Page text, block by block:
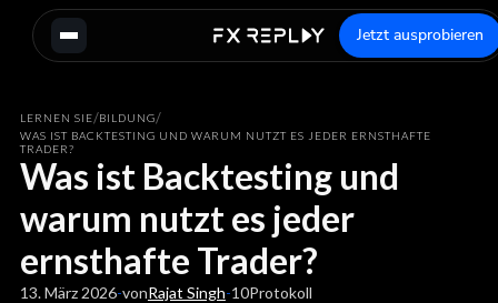
Jetzt ausprobieren
LERNEN SIE/BILDUNG/
WAS IST BACKTESTING UND WARUM NUTZT ES JEDER ERNSTHAFTE
TRADER?
Was ist Backtesting und
warum nutzt es jeder
ernsthafte Trader?
13. März 2026-vonRajat Singh-10Protokoll